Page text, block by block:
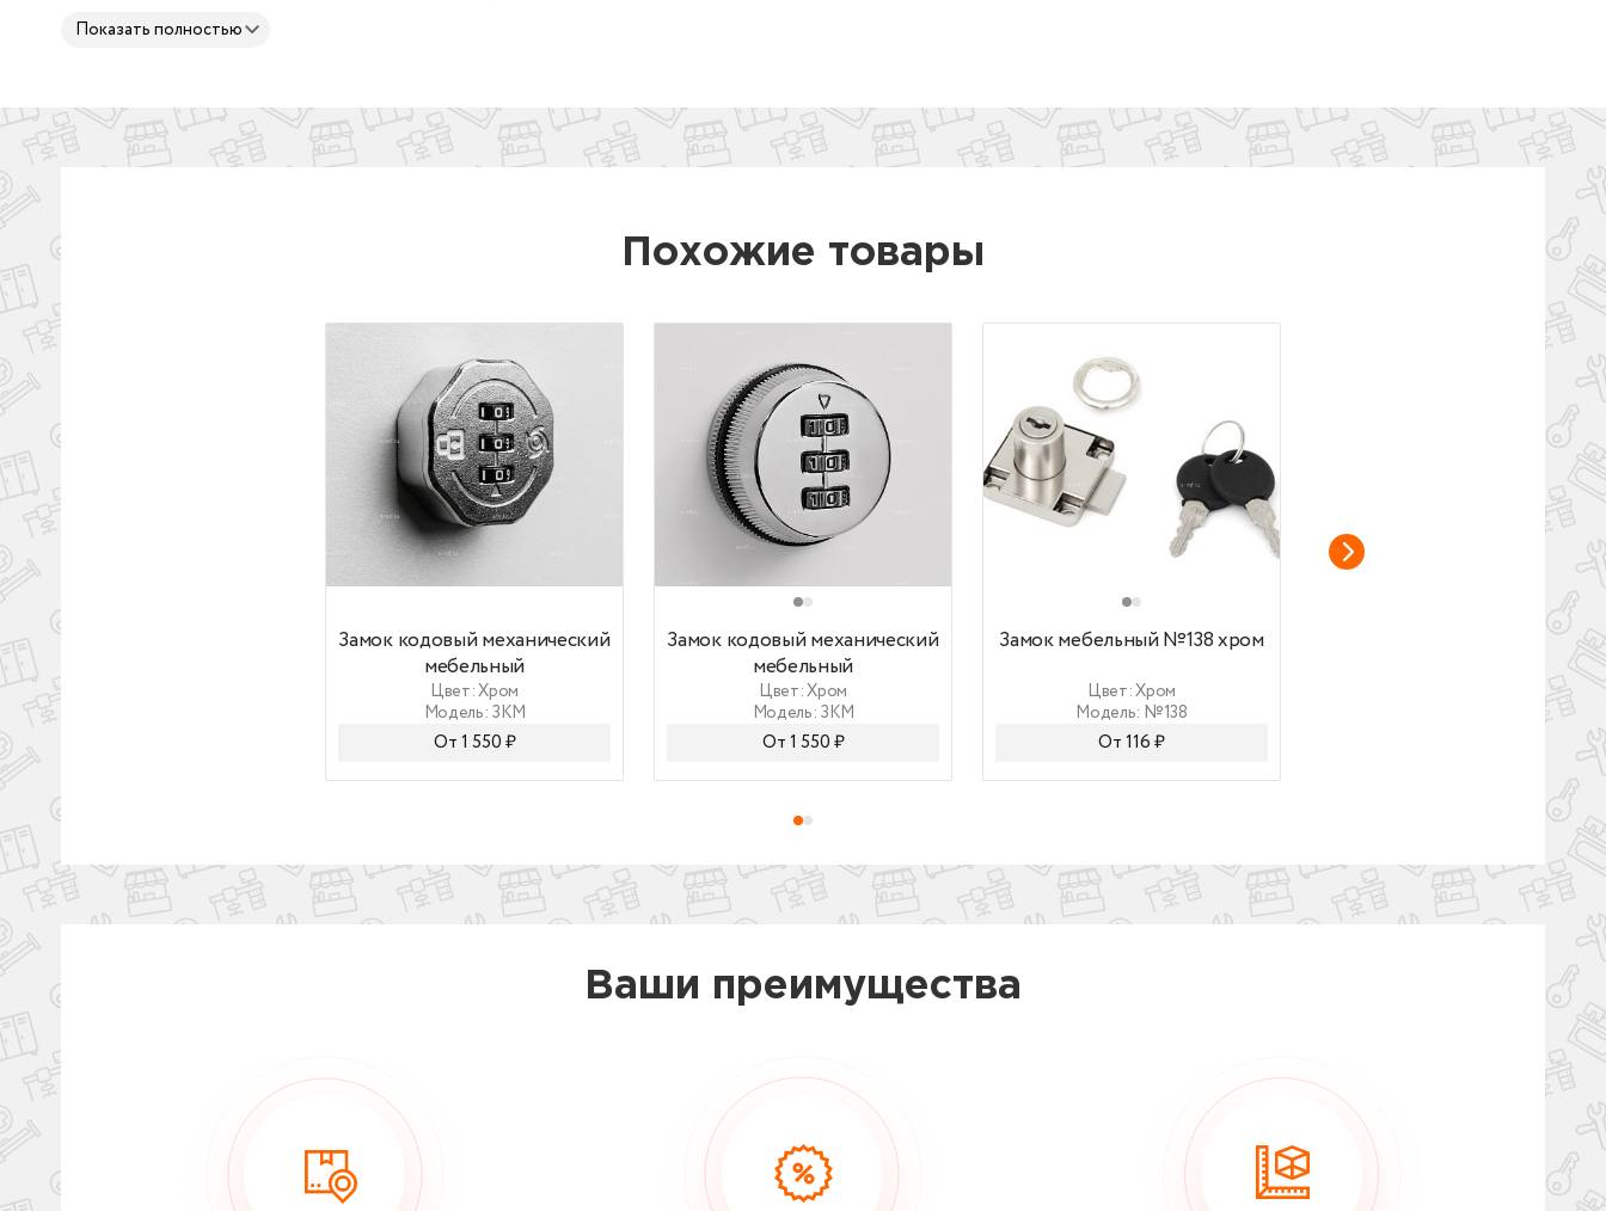
Показать полностью
Похожие товары
Замок кодовый механический
мебельный
Цвет: Хром
Модель: ЗКМ
От 1 550 ₽
Замок кодовый механический мебельный
Замок кодовый механический
мебельный
Цвет: Хром
Модель: ЗКМ
От 1 550 ₽
Замок мебельный №138 хром
Замок мебельный №138 хром
Цвет: Хром
Модель: №138
От 116 ₽
Замок мебельный №138
Замок мебельный №138
Ваши преимущества